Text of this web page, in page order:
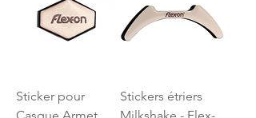
Sticker pour
Stickers étriers